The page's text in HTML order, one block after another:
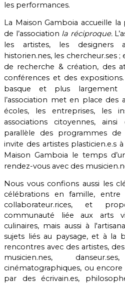
les performances.
La Maison Gamboia accueille
de l’association la réciproque.
les artistes, les designers
historien.nes, les chercheur.ses
de recherche & création, des
conférences et des
basque et plus largement
l’association met en place des
écoles, les entreprises, les
associations citoyennes,
parallèle des programmes de
invite des artistes plasticien.e.s
Maison Gamboia le temps
rendez-vous avec des
Nous vous confions aussi les
célébrations en famille,
collaborateur.rices, et
communauté liée aux arts
culinaires, mais aussi à
sujets liés au paysage, et à la
rencontres avec des artistes,
musicien.nes,
cinématographiques, ou
par des écrivain.es,